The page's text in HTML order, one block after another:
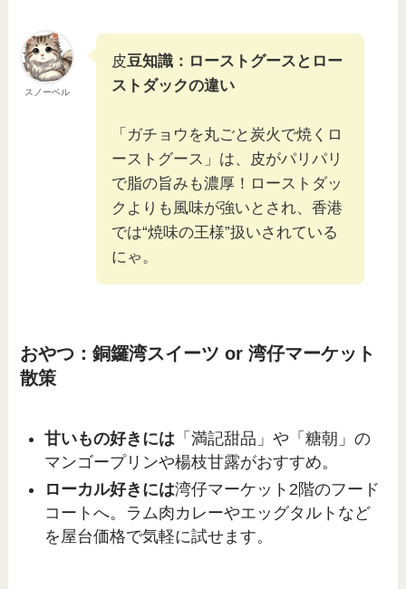
スノーベル
皮豆知識：ローストグースとロー
ストダックの違い
「ガチョウを丸ごと炭火で焼くロ
ーストグース」は、皮がパリパリ
で脂の旨みも濃厚！ローストダッ
クよりも風味が強いとされ、香港
では“焼味の王様”扱いされている
にゃ。
おやつ：銅鑼湾スイーツ or 湾仔マーケット
散策
甘いもの好きには 「満記甜品」や「糖朝」の
マンゴープリンや楊枝甘露がおすすめ。
ローカル好きには湾仔マーケット2階のフード
コートへ。ラム肉カレーやエッグタルトなど
を屋台価格で気軽に試せます。